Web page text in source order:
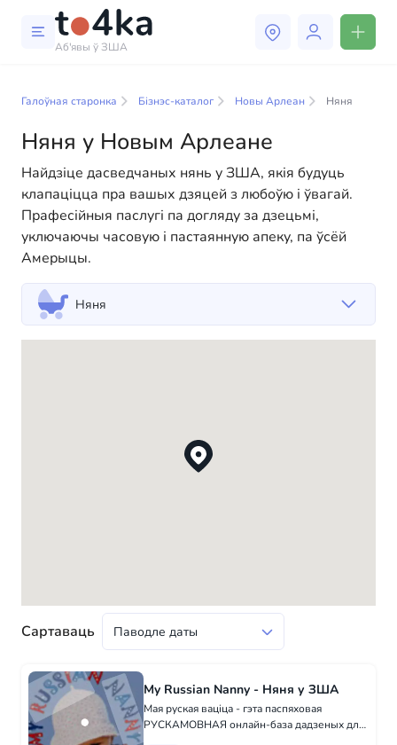
Аб'явы ў ЗША
Арлеане
У нашым каталогу бізнес-паслуг вы знойдзеце
шырокі выбар кампаній і спецыялістаў, гатовых
дапамагчы людзям адаптавацца да жыцця ў ЗША.
Мы прапануем разнастайныя рашэнні як для
фізічных, так і для юрыдычных асоб, каб зрабіць
ваша жыццё ў Амерыцы больш камфортным і
зручным. Ад прафесійных кансультацый да
паўсядзённай дапамогі — у нас ёсць усё
неабходнае для паспяховага пачатку вашага новага
Галоўная старонка Бізнэс-каталог Новы Арлеан Няня
Няня у Новым Арлеане
Найдзіце дасведчаных нянь у ЗША, якія будуць
клапаціцца пра вашых дзяцей з любоўю і ўвагай.
Прафесійныя паслугі па догляду за дзецьмі,
уключаючы часовую і пастаянную апеку, па ўсёй
Амерыцы.
Няня
Сартаваць
My Russian Nanny - Няня у ЗША
Мая руская ваціца - гэта паспяховая
РУСКАМОВНАЯ онлайн-база дадзеных для